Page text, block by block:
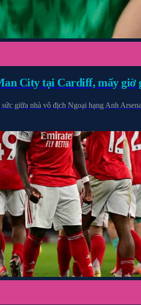
City tại Cardiff, mấy giờ
giữa nhà vô địch Ngoại hạng Anh